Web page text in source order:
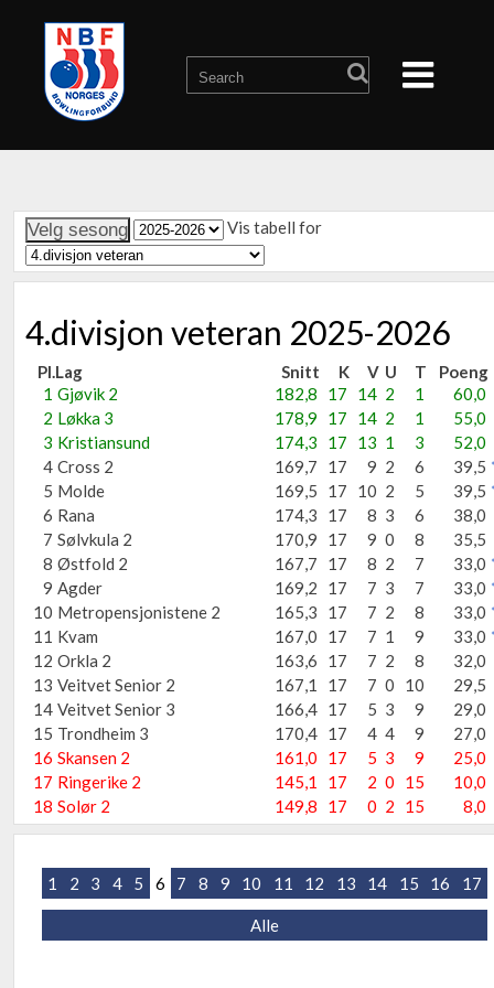
Vis tabell for
4.divisjon veteran 2025-2026
Pl.Lag Snitt K V U T
Poeng
1 Gjøvik 2 182,8 17 14 2 1
60,0
2 Løkka 3 178,9 17 14 2 1
55,0
3 Kristiansund 174,3 17 13 1 3
52,0
4 Cross 2 169,7 17 9 2 6 39,5
5 Molde 169,5 17 10 2 5 39,5
6 Rana 174,3 17 8 3 6
38,0
7 Sølvkula 2 170,9 17 9 0 8
35,5
8 Østfold 2 167,7 17 8 2 7 33,0
9 Agder 169,2 17 7 3 7 33,0
10 Metropensjonistene 2 165,3 17 7 2 8 33,0
11 Kvam 167,0 17 7 1 9 33,0
12 Orkla 2 163,6 17 7 2 8
32,0
13 Veitvet Senior 2 167,1 17 7 0 10
29,5
14 Veitvet Senior 3 166,4 17 5 3 9
29,0
15 Trondheim 3 170,4 17 4 4 9
27,0
16 Skansen 2 161,0 17 5 3 9
25,0
17 Ringerike 2 145,1 17 2 0 15
10,0
18 Solør 2 149,8 17 0 2 15 8,0
1 2 3 4 5 6 7 8 9 10 11 12 13 14 15 16 17
Alle